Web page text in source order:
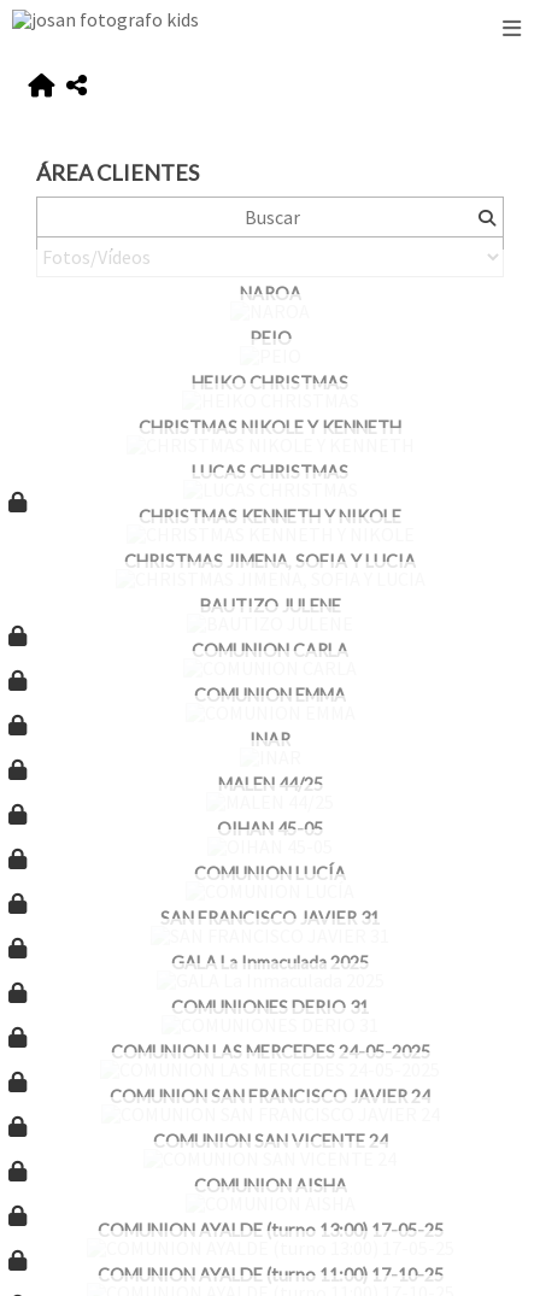
ÁREA CLIENTES
NAROA
PEIO
HEIKO CHRISTMAS
CHRISTMAS NIKOLE Y KENNETH
LUCAS CHRISTMAS
CHRISTMAS KENNETH Y NIKOLE
CHRISTMAS JIMENA, SOFIA Y LUCIA
BAUTIZO JULENE
COMUNION CARLA
COMUNION EMMA
INAR
MALEN 44/25
OIHAN 45-05
COMUNION LUCÍA
SAN FRANCISCO JAVIER 31
GALA La Inmaculada 2025
COMUNIONES DERIO 31
COMUNION LAS MERCEDES 24-05-2025
COMUNION SAN FRANCISCO JAVIER 24
COMUNION SAN VICENTE 24
COMUNION AISHA
COMUNION AYALDE (turno 13:00) 17-05-25
COMUNION AYALDE (turno 11:00) 17-10-25